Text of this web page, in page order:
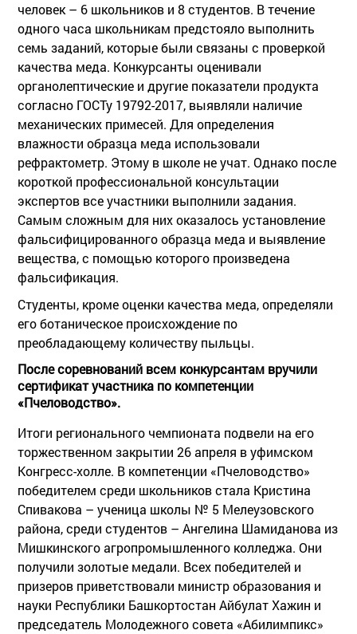
человек – 6 школьников и 8 студентов. В течение
одного часа школьникам предстояло выполнить
семь заданий, которые были связаны с проверкой
качества меда. Конкурсанты оценивали
органолептические и другие показатели продукта
согласно ГОСТу 19792-2017, выявляли наличие
механических примесей. Для определения
влажности образца меда использовали
рефрактометр. Этому в школе не учат. Однако после
короткой профессиональной консультации
экспертов все участники выполнили задания.
Самым сложным для них оказалось установление
фальсифицированного образца меда и выявление
вещества, с помощью которого произведена
фальсификация.
Студенты, кроме оценки качества меда, определяли
его ботаническое происхождение по
преобладающему количеству пыльцы.
После соревнований всем конкурсантам вручили
сертификат участника по компетенции
«Пчеловодство».
Итоги регионального чемпионата подвели на его
торжественном закрытии 26 апреля в уфимском
Конгресс-холле. В компетенции «Пчеловодство»
победителем среди школьников стала Кристина
Спивакова – ученица школы № 5 Мелеузовского
района, среди студентов – Ангелина Шамиданова из
Мишкинского агропромышленного колледжа. Они
получили золотые медали. Всех победителей и
призеров приветствовали министр образования и
науки Республики Башкортостан Айбулат Хажин и
председатель Молодежного совета «Абилимпикс»